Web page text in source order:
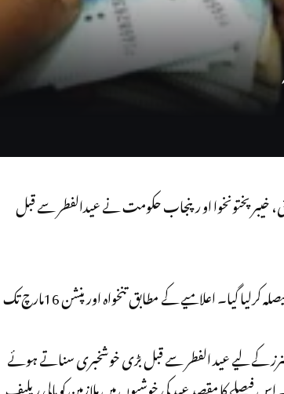
خیبرپختونخوا او رپنجاب حکومت نے عیدالفطر سے قبل
خیبرپختونخواکے سرکاری ملازمین کوعید سے پہلے تنخواہ دینے کا فیصلہ کرلیا گیا۔ اعلامیے کے مطابق تنخواہ اور پنشن 16مارچ تک
کے لیے عید الفطر سے قبل بڑی خوشخبری سناتے ہوئے